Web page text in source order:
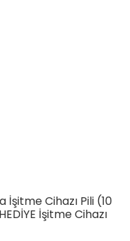
İşitme Cihazı Pili (10
İşitme Cihazı